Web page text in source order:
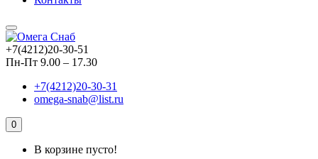
+7(4212)20-30-51
Пн-Пт 9.00 – 17.30
+7(4212)20-30-31
omega-snab@list.ru
0
В корзине пусто!